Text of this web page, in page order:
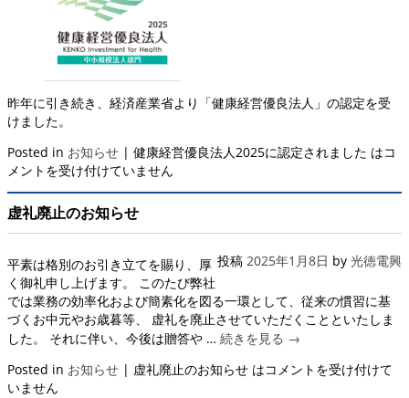
昨年に引き続き、経済産業省より「健康経営優良法人」の認定を受
けました。
Posted in お知らせ | 健康経営優良法人2025に認定されました はコ
メントを受け付けていません
虚礼廃止のお知らせ
投稿 2025年1月8日 by 光徳電興
平素は格別のお引き立てを賜り、厚
く御礼申し上げます。 このたび弊社
では業務の効率化および簡素化を図る一環として、従来の慣習に基
づくお中元やお歳暮等、 虚礼を廃止させていただくことといたしま
した。 それに伴い、今後は贈答や … 続きを見る →
Posted in お知らせ | 虚礼廃止のお知らせ はコメントを受け付けて
いません